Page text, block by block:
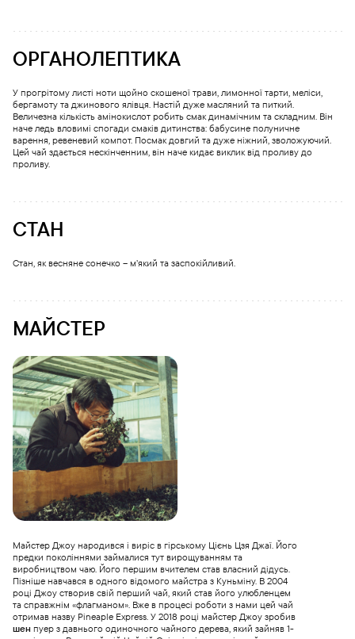
ОРГАНОЛЕПТИКА
У прогрітому листі ноти щойно скошеної трави, лимонної тарти, меліси,
бергамоту та джинового ялівця. Настій дуже масляний та питкий.
Величезна кількість амінокислот робить смак динамічним та складним. Він
наче ледь вловимі спогади смаків дитинства: бабусине полуничне
варення, ревеневий компот. Посмак довгий та дуже ніжний, зволожуючий.
Цей чай здається нескінченним, він наче кидає виклик від проливу до
проливу.
СТАН
Стан, як весняне сонечко – м’який та заспокійливий.
МАЙСТЕР
Майстер Джоу народився і виріс в гірському Цієнь Цзя Джаї. Його
предки поколіннями займалися тут вирощуванням та
виробництвом чаю. Його першим вчителем став власний дідусь.
Пізніше навчався в одного відомого майстра з Куньміну. В 2004
році Джоу створив свій перший чай, який став його улюбленцем
та справжнім «флагманом». Вже в процесі роботи з нами цей чай
отримав назву Pineaple Express. У 2018 році майстер Джоу зробив
шен пуер з давнього одиночного чайного дерева, який зайняв 1-